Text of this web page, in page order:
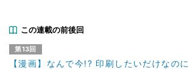
この連載の前後回
第13回
【漫画】なんで今!? 印刷したいだけなのに